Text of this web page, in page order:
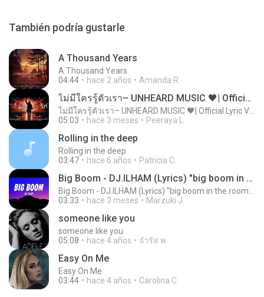
También podría gustarle
A Thousand Years
A Thousand Years
04:44
hace 2 años Amanda R.
ไม่มีใครรู้ตัวเรา– UNHEARD MUSIC 🖤| Official Lyric Video | เพลงสู้ชีวิต
05:03
hace 3 meses Peeraya L.
Rolling in the deep
Rolling in the deep
03:47
hace 6 años Patricia C.
Big Boom - DJ.ILHAM (Lyrics) "big boom in the room i go kaboom"
03:33
hace 3 meses Marzuki J.
someone like you
someone like you
05:08
hace 4 años จํารัส พ.
Easy On Me
Easy On Me
03:44
hace 4 años Carolina C.